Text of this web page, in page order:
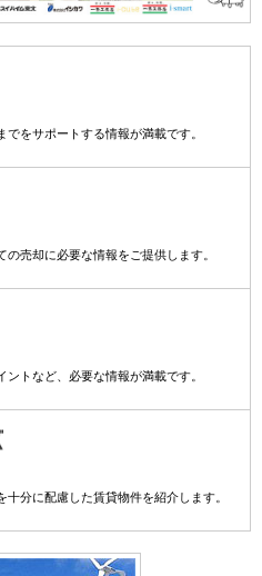
をサポートする情報が満載です。
売却に必要な情報をご提供します。
トなど、必要な情報が満載です。
分に配慮した賃貸物件を紹介します。